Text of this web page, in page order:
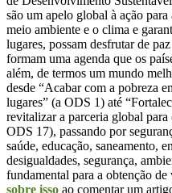
são um apelo global à ação
meio ambiente e o clima e
lugares, possam desfrutar de
formam uma agenda que os
além, de termos um mundo
desde “Acabar com a pobreza
lugares” (a ODS 1) até
revitalizar a parceria global
ODS 17), passando por
saúde, educação, saneamento,
desigualdades, segurança,
fundamental para a obtenção
sobre isso ao comentar um